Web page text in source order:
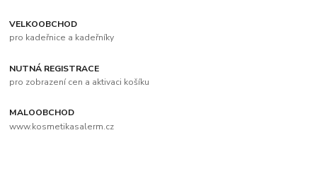
VELKOOBCHOD
pro kadeřnice a kadeřníky
NUTNÁ REGISTRACE
pro zobrazení cen a aktivaci košíku
MALOOBCHOD
www.kosmetikasalerm.cz